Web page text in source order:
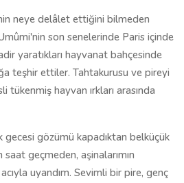
neye delâlet ettiğini bilmeden
son senelerinde Paris içinde
yaratıkları hayvanat bahçesinde
teşhir ettiler. Tahtakurusu ve pireyi
tükenmiş hayvan ırkları arasında
gözümü kapadıktan belküçük
saat geçmeden, aşinalarımın
uyandım. Sevimli bir pire, genç